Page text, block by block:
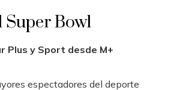
Super Bowl
Plus y Sport desde M+
espectadores del deporte